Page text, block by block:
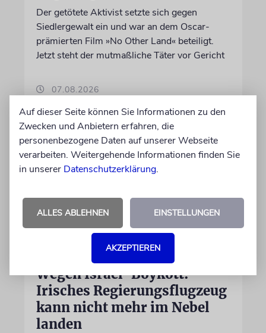
Der getötete Aktivist setzte sich gegen
Siedlergewalt ein und war an dem Oscar-
prämierten Film »No Other Land« beteiligt.
Jetzt steht der mutmaßliche Täter vor Gericht
07.08.2026
Wegen Israel-Boykott:
Irisches Regierungsflugzeug
kann nicht mehr im Nebel
landen
Auf dieser Seite können Sie Informationen zu den
Zwecken und Anbietern erfahren, die
personenbezogene Daten auf unserer Webseite
verarbeiten. Weitergehende Informationen finden Sie
in unserer Datenschutzerklärung.
ALLES ABLEHNEN EINSTELLUNGEN
AKZEPTIEREN